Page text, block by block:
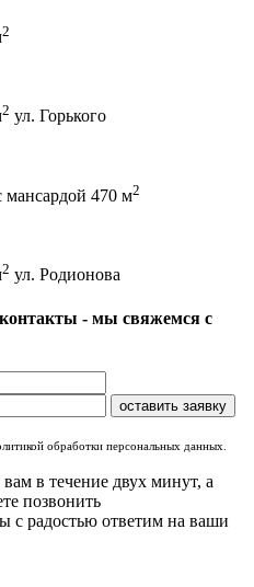
2
2 ул. Горького
мансардой 470 м2
2 ул. Родионова
контакты - мы свяжемся с
обработки персональных данных.
в течение двух минут, а
позвонить
с радостью ответим на ваши